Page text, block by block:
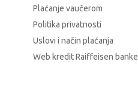
Plaćanje vaučerom
Politika privatnosti
Uslovi i način plaćanja
Web kredit Raiffeisen banke